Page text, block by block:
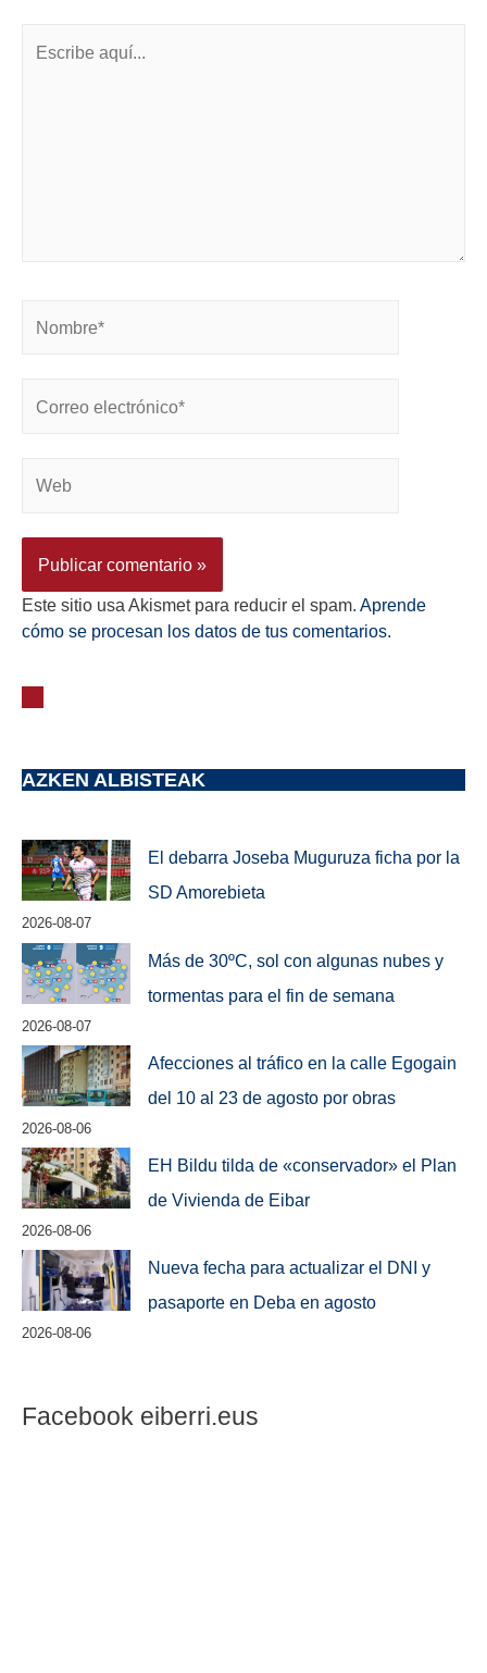
Este sitio usa Akismet para reducir el spam. Aprende
cómo se procesan los datos de tus comentarios.
AZKEN ALBISTEAK
El debarra Joseba Muguruza ficha por la
SD Amorebieta
2026-08-07
Más de 30ºC, sol con algunas nubes y
tormentas para el fin de semana
2026-08-07
Afecciones al tráfico en la calle Egogain
del 10 al 23 de agosto por obras
2026-08-06
EH Bildu tilda de «conservador» el Plan
de Vivienda de Eibar
2026-08-06
Nueva fecha para actualizar el DNI y
pasaporte en Deba en agosto
2026-08-06
Facebook eiberri.eus